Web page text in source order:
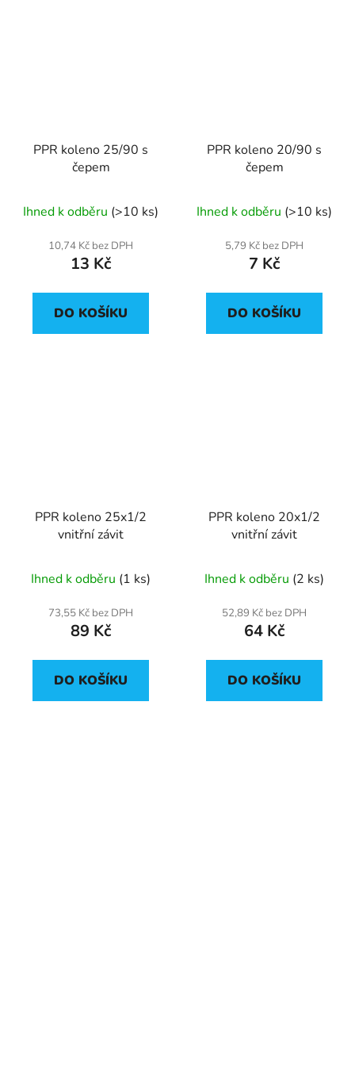
PPR koleno 25/90 s
čepem
Ihned k odběru (>10 ks)
10,74 Kč bez DPH
13 Kč
DO KOŠÍKU
PPR koleno 20/90 s
čepem
Ihned k odběru (>10 ks)
5,79 Kč bez DPH
7 Kč
DO KOŠÍKU
PPR koleno 25x1/2
vnitřní závit
Ihned k odběru (1 ks)
73,55 Kč bez DPH
89 Kč
DO KOŠÍKU
PPR koleno 20x1/2
vnitřní závit
Ihned k odběru (2 ks)
52,89 Kč bez DPH
64 Kč
DO KOŠÍKU